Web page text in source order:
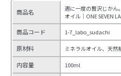
商品名
週に一度の贅沢じかん
オイル｜ONE SEVEN
商品コード 1-7_labo_sudachi
原材料 ミネラルオイル、天然
内容量 100ml